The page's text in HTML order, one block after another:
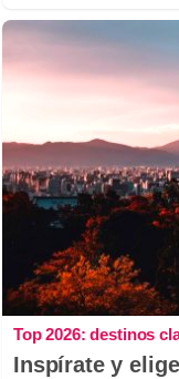
Top 2026: destinos
Inspírate y